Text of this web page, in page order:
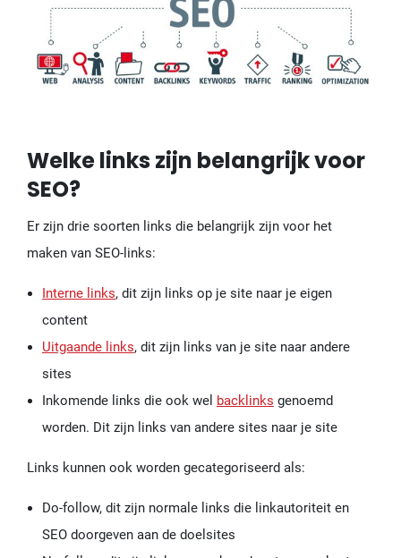
Welke links zijn belangrijk voor
SEO?
Er zijn drie soorten links die belangrijk zijn voor het
maken van SEO-links:
Interne links, dit zijn links op je site naar je eigen
content
Uitgaande links, dit zijn links van je site naar andere
sites
Inkomende links die ook wel backlinks genoemd
worden. Dit zijn links van andere sites naar je site
Links kunnen ook worden gecategoriseerd als:
Do-follow, dit zijn normale links die linkautoriteit en
SEO doorgeven aan de doelsites